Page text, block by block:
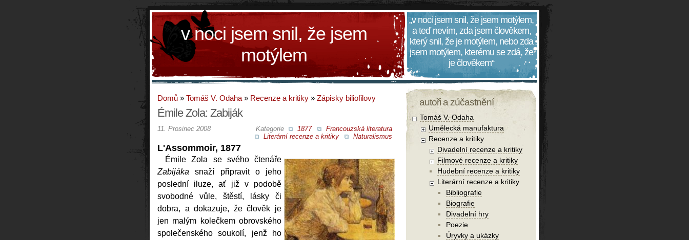
v noci jsem snil, že jsem
motýlem
„v noci jsem snil, že jsem motýlem,
a teď nevím, zda jsem člověkem,
který snil, že je motýlem, nebo zda
jsem motýlem, kterému se zdá, že
je člověkem“
Domů » Tomáš V. Odaha » Recenze a kritiky » Zápisky biliofilovy
Émile Zola: Zabiják
Kategorie 1877
Francouzská literatura
Literární recenze a kritiky
Naturalismus
11. Prosinec 2008
L'Assommoir, 1877
Émile Zola se svého čtenáře
Zabijáka snaží připravit o jeho
poslední iluze, ať již v podobě
svobodné vůle, štěstí, lásky či
dobra, a dokazuje, že člověk je
jen malým kolečkem obrovského
společenského soukolí, jenž ho
autoři a zúčastnění
Tomáš V. Odaha
Umělecká manufaktura
Recenze a kritiky
Divadelní recenze a kritiky
Filmové recenze a kritiky
Hudební recenze a kritiky
Literární recenze a kritiky
Bibliografie
Biografie
Divadelní hry
Poezie
Úryvky a ukázky